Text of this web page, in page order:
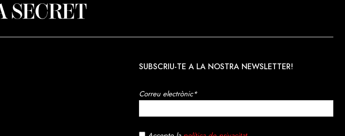
SUBSCRIU-TE A LA NOSTRA NEWSLETTER!
Correu electrònic*